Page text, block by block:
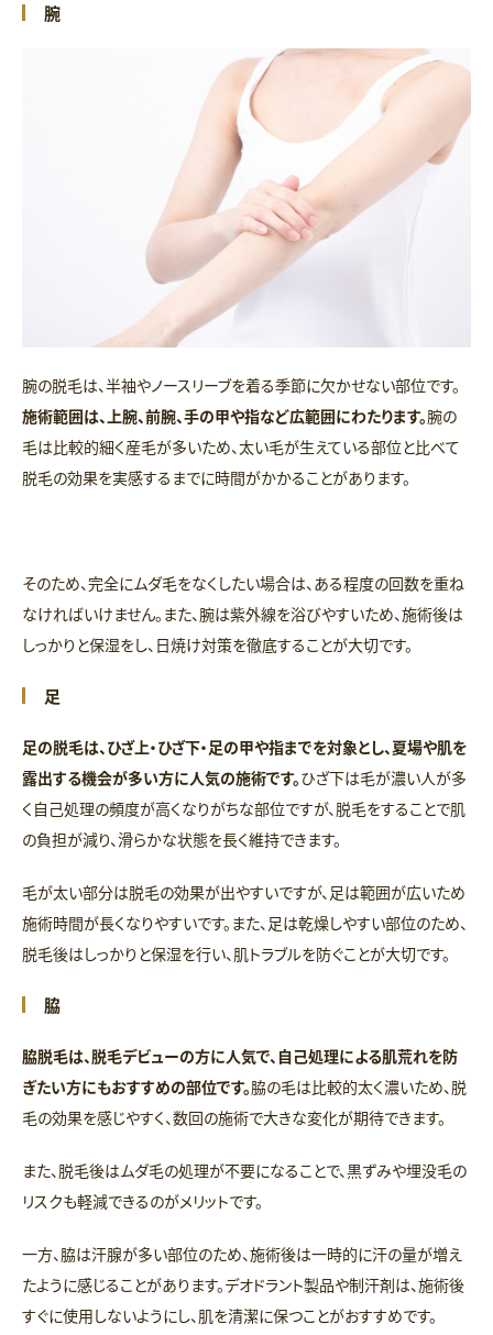
腕
腕の脱毛は、半袖やノースリーブを着る季節に欠かせない部位です。
施術範囲は、上腕、前腕、手の甲や指など広範囲にわたります。腕の
毛は比較的細く産毛が多いため、太い毛が生えている部位と比べて
脱毛の効果を実感するまでに時間がかかることがあります。
そのため、完全にムダ毛をなくしたい場合は、ある程度の回数を重ね
なければいけません。また、腕は紫外線を浴びやすいため、施術後は
しっかりと保湿をし、日焼け対策を徹底することが大切です。
足
足の脱毛は、ひざ上・ひざ下・足の甲や指までを対象とし、夏場や肌を
露出する機会が多い方に人気の施術です。ひざ下は毛が濃い人が多
く自己処理の頻度が高くなりがちな部位ですが、脱毛をすることで肌
の負担が減り、滑らかな状態を長く維持できます。
毛が太い部分は脱毛の効果が出やすいですが、足は範囲が広いため
施術時間が長くなりやすいです。また、足は乾燥しやすい部位のため、
脱毛後はしっかりと保湿を行い、肌トラブルを防ぐことが大切です。
脇
脇脱毛は、脱毛デビューの方に人気で、自己処理による肌荒れを防
ぎたい方にもおすすめの部位です。脇の毛は比較的太く濃いため、脱
毛の効果を感じやすく、数回の施術で大きな変化が期待できます。
また、脱毛後はムダ毛の処理が不要になることで、黒ずみや埋没毛の
リスクも軽減できるのがメリットです。
一方、脇は汗腺が多い部位のため、施術後は一時的に汗の量が増え
たように感じることがあります。デオドラント製品や制汗剤は、施術後
すぐに使用しないようにし、肌を清潔に保つことがおすすめです。